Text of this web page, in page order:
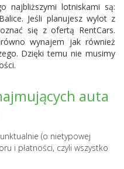
najbliższymi lotniskami są:
. Jeśli planujesz wylot z
się z ofertą RentCars.
wynajem jak również
Dzięki temu nie musimy
auta
(o nietypowej
i płatności, czyli wszystko